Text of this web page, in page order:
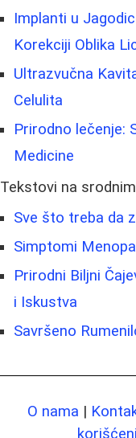
Implanti u
Korekciji Oblika
Ultrazvučna
Celulita
Prirodno lečenje:
Medicine
Tekstovi na
Sve što treba da
Simptomi
Prirodni Biljni
i Iskustva
Savršeno
O nama |